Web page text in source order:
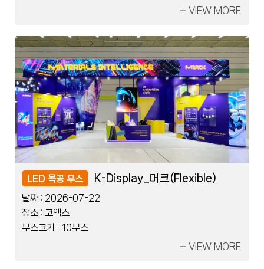
VIEW MORE
LED 블럭 부스 레이저코리아_한국제지
날짜 : 2026-07-08
장소 : 킨텍스
부스크기 : 2부스
VIEW MORE
VIEW MORE
LED 목공 부스 K-Display_머크(Flexible)
날짜 : 2026-07-22
장소 : 코엑스
부스크기 : 10부스
VIEW MORE
VIEW MORE
LED 블럭 부스 레이저코리아_한국제지
날짜 : 2026-07-08
장소 : 킨텍스
부스크기 : 2부스
VIEW MORE
VIEW MORE
LED 목공 부스 K-Display_머크(Flexible)
날짜 : 2026-07-22
장소 : 코엑스
부스크기 : 10부스
VIEW MORE